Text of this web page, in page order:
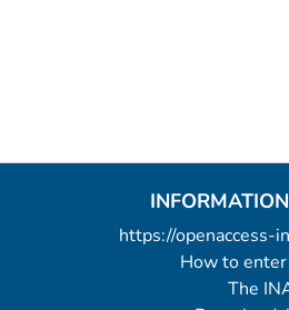
https://openaccess-
How to
The